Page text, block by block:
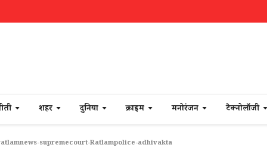
शहर दुनिया क्राइम मनोरंजन टेक्नोलॉजी
supremecourt-Ratlampolice-adhivakta